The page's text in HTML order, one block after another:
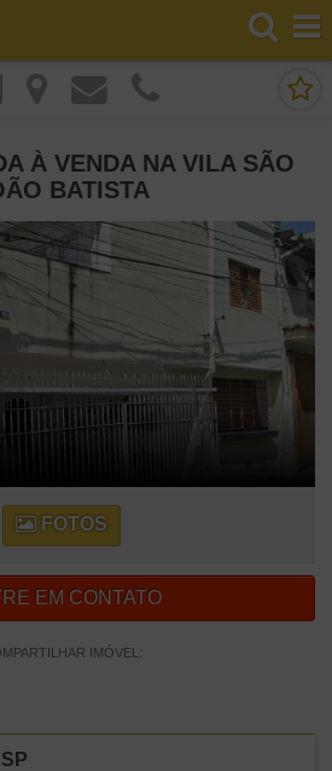
À VENDA NA VILA SÃO
BATISTA
FOTOS
EM CONTATO
IMÓVEL:
SP